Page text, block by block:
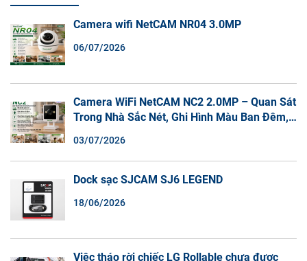
Camera wifi NetCAM NR04 3.0MP
06/07/2026
Camera WiFi NetCAM NC2 2.0MP – Quan Sát
Trong Nhà Sắc Nét, Ghi Hình Màu Ban Đêm,
03/07/2026
Dock sạc SJCAM SJ6 LEGEND
18/06/2026
Việc tháo rời chiếc LG Rollable chưa được